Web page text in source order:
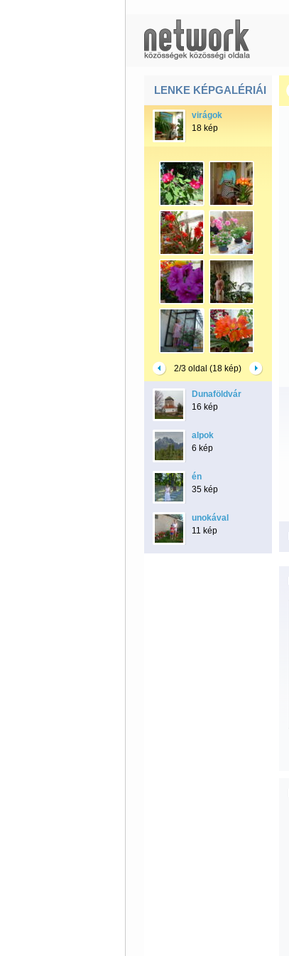
LENKE KÉPGALÉRIÁI
virágok
18 kép
2/3 oldal (18 kép)
Dunaföldvár
16 kép
alpok
6 kép
én
35 kép
unokával
11 kép